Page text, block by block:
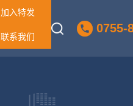
0755-
加入特发
联系我们